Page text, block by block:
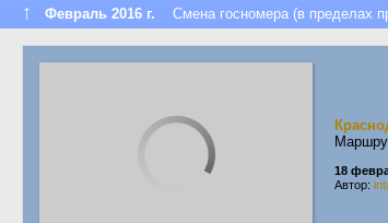
↑ Февраль 2016 г. Смена госномера (в пределах
18
Автор: